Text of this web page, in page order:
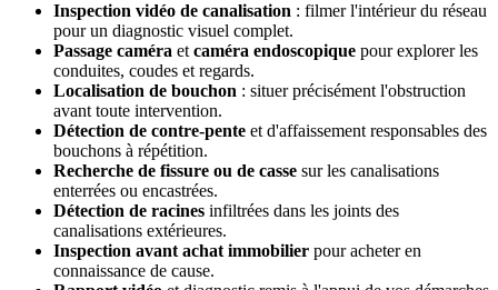
Inspection vidéo de canalisation : filmer l'intérieur du réseau
pour un diagnostic visuel complet.
Passage caméra et caméra endoscopique pour explorer les
conduites, coudes et regards.
Localisation de bouchon : situer précisément l'obstruction
avant toute intervention.
Détection de contre-pente et d'affaissement responsables des
bouchons à répétition.
Recherche de fissure ou de casse sur les canalisations
enterrées ou encastrées.
Détection de racines infiltrées dans les joints des
canalisations extérieures.
Inspection avant achat immobilier pour acheter en
connaissance de cause.